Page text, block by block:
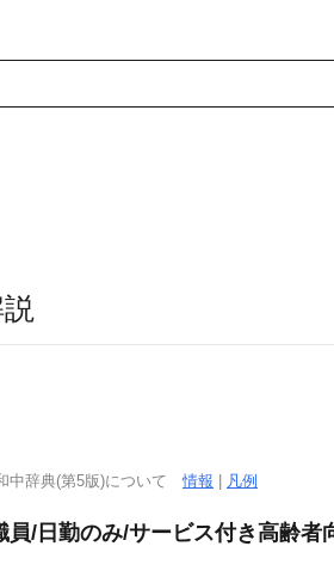
中辞典(第5版)について情報 凡例
員/日勤のみ/サービス付き高齢者